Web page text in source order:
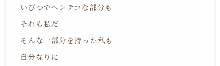
いびつでヘンテコな部分も
それも私だ
そんな一部分を持った私も
自分なりに